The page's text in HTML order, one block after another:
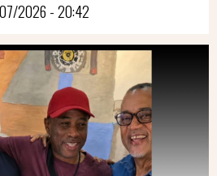
2026 - 20:42